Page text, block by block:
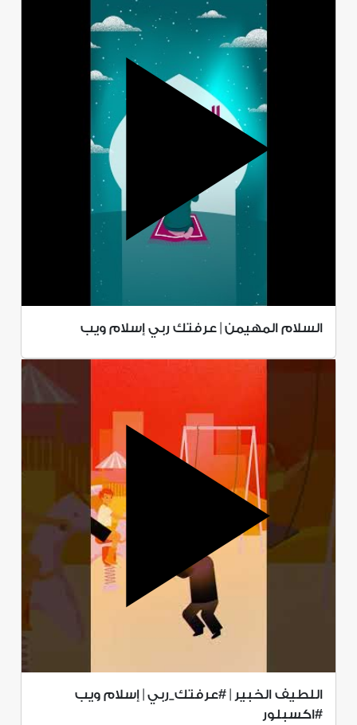
السلام المهيمن | عرفتك ربي إسلام ويب
اللطيف الخبير | #عرفتك_ربي | إسلام ويب
#اكسبلور